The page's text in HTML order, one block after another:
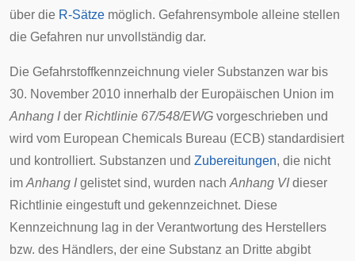
über die R-Sätze möglich. Gefahrensymbole alleine stellen
die Gefahren nur unvollständig dar.
Die Gefahrstoffkennzeichnung vieler Substanzen war bis
30. November 2010 innerhalb der Europäischen Union im
Anhang Ider Richtlinie 67/548/EWG vorgeschrieben und
wird vom European Chemicals Bureau (ECB) standardisiert
und kontrolliert. Substanzen und Zubereitungen, die nicht
im Anhang Igelistet sind, wurden nach Anhang VIdieser
Richtlinie eingestuft und gekennzeichnet. Diese
Kennzeichnung lag in der Verantwortung des Herstellers
bzw. des Händlers, der eine Substanz an Dritte abgibt